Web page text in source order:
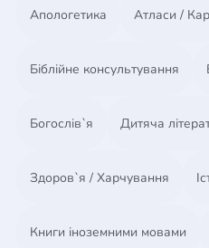
Апологетика Атласи /
Біблійне консультування
Богослів`я Дитяча
Здоров`я / Харчування
Книги іноземними мовами